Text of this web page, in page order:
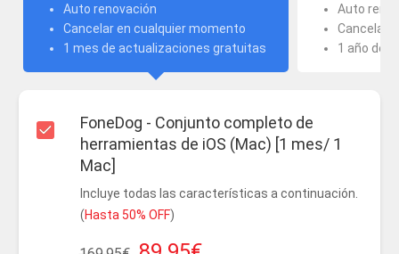
Auto renovación
Cancelar en cualquier momento
1 mes de actualizaciones gratuitas
Auto
Cancelar
1 año de
FoneDog - Conjunto completo de
herramientas de iOS (Mac) [1 mes/ 1
Mac]
Incluye todas las características a continuación.
(Hasta 50% OFF)